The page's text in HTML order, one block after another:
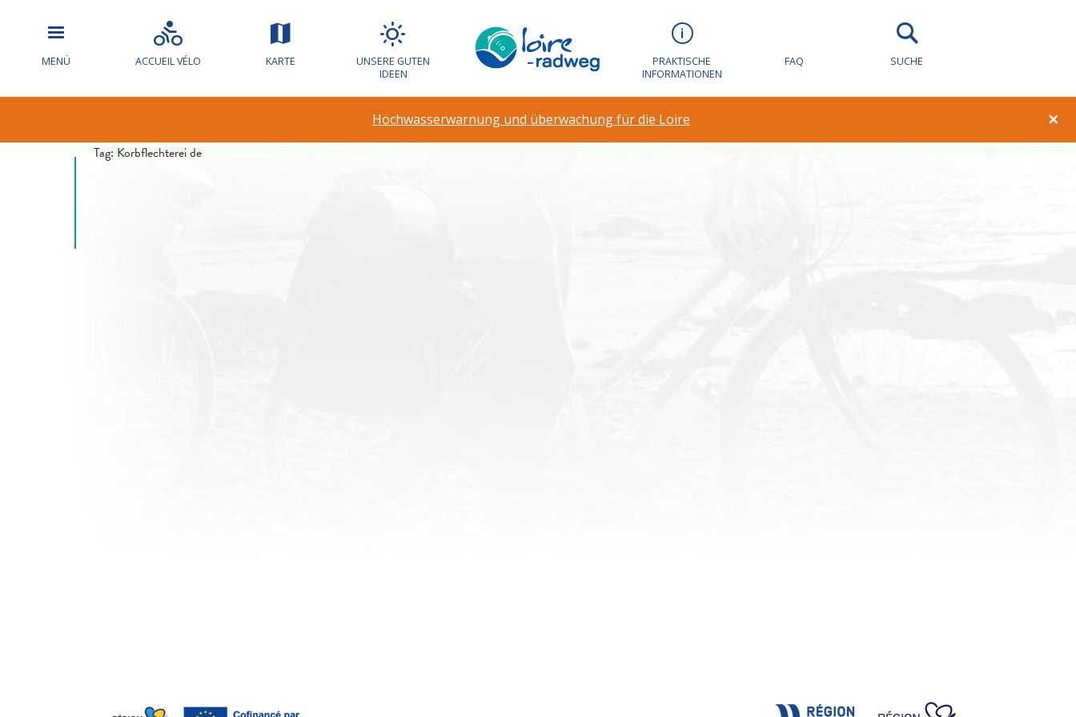
MENÜ ACCUEIL VÉLO KARTE
UNSERE GUTEN
IDEEN
PRAKTISCHE
INFORMATIONEN
FAQ SUCHE
×
Hochwasserwarnung und überwachung für die Loire
Hochwasserwarnung und überwachung für
Tag: Korbflechterei de